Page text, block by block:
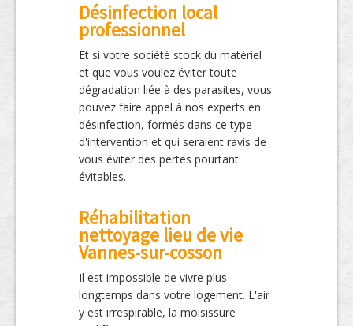
Désinfection local
professionnel
Et si votre société stock du matériel
et que vous voulez éviter toute
dégradation liée à des parasites, vous
pouvez faire appel à nos experts en
désinfection, formés dans ce type
d'intervention et qui seraient ravis de
vous éviter des pertes pourtant
évitables.
Réhabilitation
nettoyage lieu de vie
Vannes-sur-cosson
Il est impossible de vivre plus
longtemps dans votre logement. L'air
y est irrespirable, la moisissure